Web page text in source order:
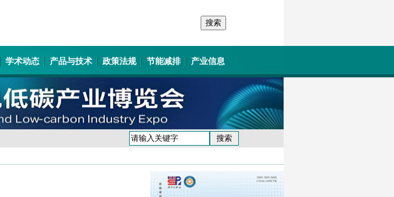
学术动态 产品与技术 政策法规 节能减排 产业信息